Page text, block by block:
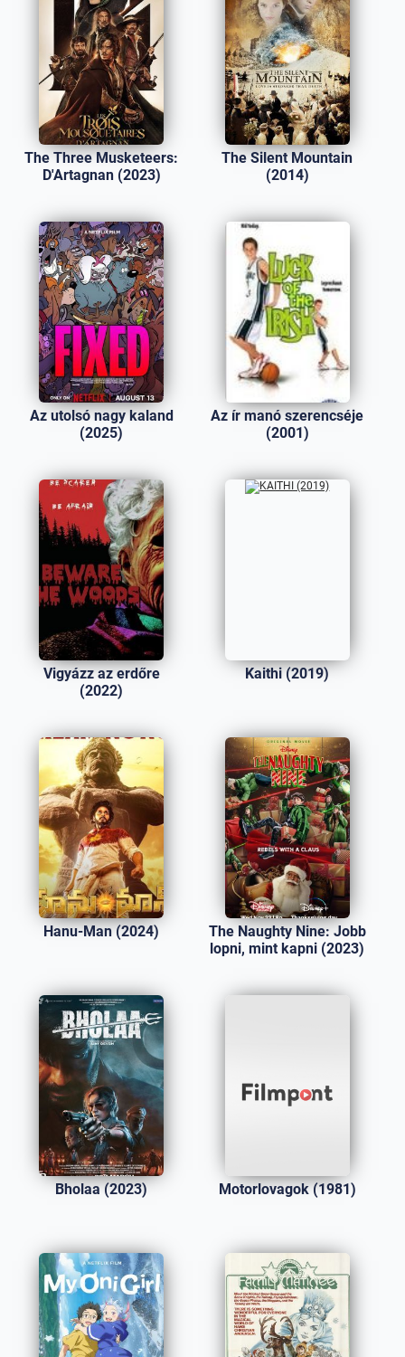
The Three Musketeers:
D'Artagnan (2023)
The Silent Mountain
(2014)
Az utolsó nagy kaland
(2025)
Az ír manó szerencséje
(2001)
Vigyázz az erdőre
(2022)
Kaithi (2019)
Hanu-Man (2024)
The Naughty Nine: Jobb
lopni, mint kapni (2023)
Bholaa (2023) Motorlovagok (1981)